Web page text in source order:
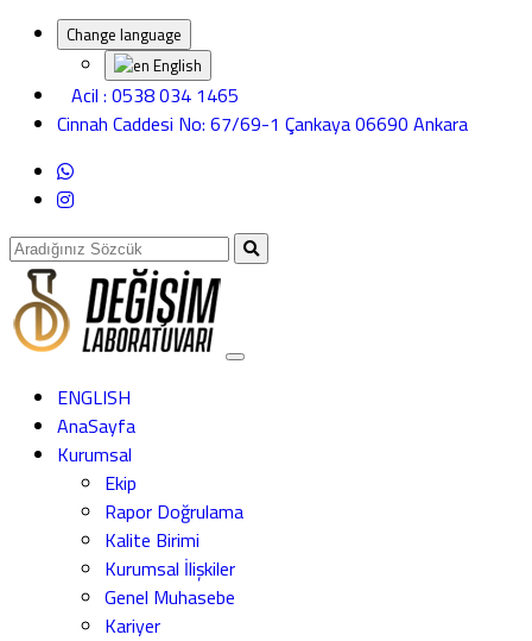
Change language
English
Acil : 0538 034 1465
Cinnah Caddesi No: 67/69-1 Çankaya 06690 Ankara
ENGLISH
AnaSayfa
Kurumsal
Ekip
Rapor Doğrulama
Kalite Birimi
Kurumsal İlişkiler
Genel Muhasebe
Kariyer